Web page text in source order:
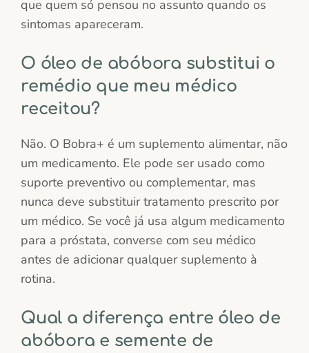
que quem só pensou no assunto quando os
sintomas apareceram.
O óleo de abóbora substitui o
remédio que meu médico
receitou?
Não. O Bobra+ é um suplemento alimentar, não
um medicamento. Ele pode ser usado como
suporte preventivo ou complementar, mas
nunca deve substituir tratamento prescrito por
um médico. Se você já usa algum medicamento
para a próstata, converse com seu médico
antes de adicionar qualquer suplemento à
rotina.
Qual a diferença entre óleo de
abóbora e semente de